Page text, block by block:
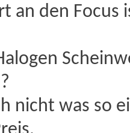
an den Focus
nicht was so